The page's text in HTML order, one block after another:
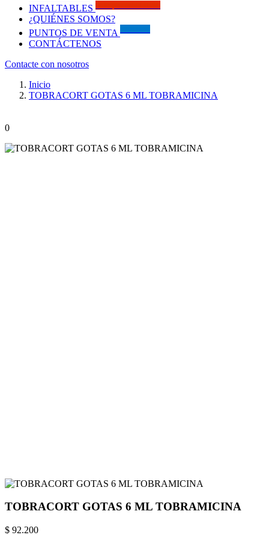
INFALTABLES
¿QUIÉNES SOMOS?
PUNTOS DE VENTA
CONTÁCTENOS
Contacte con nosotros
Inicio
TOBRACORT GOTAS 6 ML TOBRAMICINA
0
TOBRACORT GOTAS 6 ML TOBRAMICINA
$ 92.200